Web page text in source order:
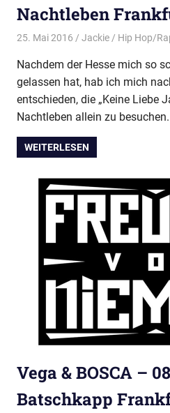
Nachtleben
25. Mai 2016 Jackie Hip Hop/
Nachdem der Hesse mich so
gelassen hat, hab ich mich
entschieden, die „Keine Liebe
Nachtleben allein zu besuchen.
WEITERLESEN
Vega & BOSCA –
Batschkapp